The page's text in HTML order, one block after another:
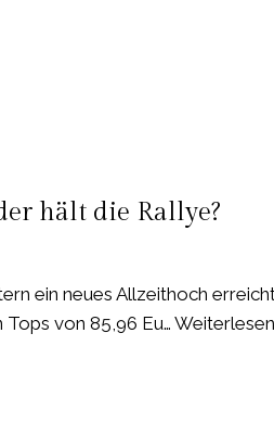
hält die Rallye?
ein neues Allzeithoch
von 85,96 Eu…